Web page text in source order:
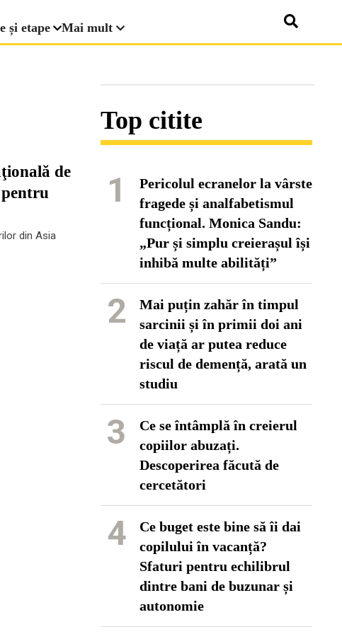
și etape Mai mult
de
din Asia
Top citite
1
Pericolul ecranelor la vârste
fragede și analfabetismul
funcțional. Monica Sandu:
„Pur și simplu creierașul își
inhibă multe abilități”
2
Mai puțin zahăr în timpul
sarcinii și în primii doi ani
de viață ar putea reduce
riscul de demență, arată un
studiu
3
Ce se întâmplă în creierul
copiilor abuzați.
Descoperirea făcută de
cercetători
4
Ce buget este bine să îi dai
copilului în vacanță?
Sfaturi pentru echilibrul
dintre bani de buzunar și
autonomie